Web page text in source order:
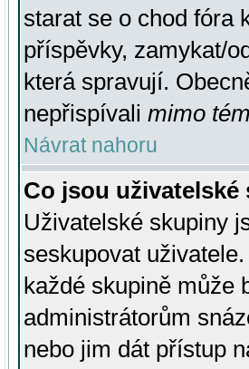
starat se o chod fóra
příspěvky, zamykat/
která spravují.
nepřispívali mimo
Návrat nahoru
Co jsou uživatelské
Uživatelské skupiny
seskupovat
každé skupině může
administrátorům
nebo jim dát přístup